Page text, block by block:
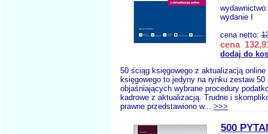
wydanie I
cena netto:
cena
dodaj do
50 ściąg księgowego z aktualizacją online
księgowego to jedyny na rynku zestaw 50
objaśniających wybrane procedury
kadrowe z aktualizacją. Trudne i
prawne przedstawiono w... >>>
500